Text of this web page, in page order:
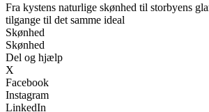
Fra kystens naturlige skønhed til storbyens
tilgange til det samme ideal
Skønhed
Skønhed
Del og hjælp
X
Facebook
Instagram
LinkedIn